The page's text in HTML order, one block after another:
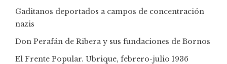
Gaditanos deportados a campos de concentración
nazis
Don Perafán de Ribera y sus fundaciones de Bornos
El Frente Popular. Ubrique, febrero-julio 1936